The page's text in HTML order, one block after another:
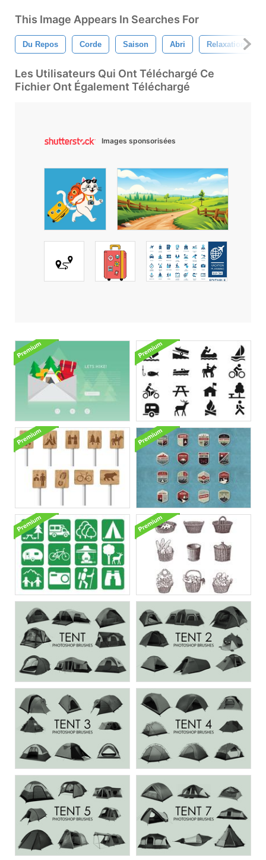
This Image Appears In Searches For
Du Repos Corde Saison Abri Relaxation
Les Utilisateurs Qui Ont Téléchargé Ce
Fichier Ont Également Téléchargé
Images sponsorisées